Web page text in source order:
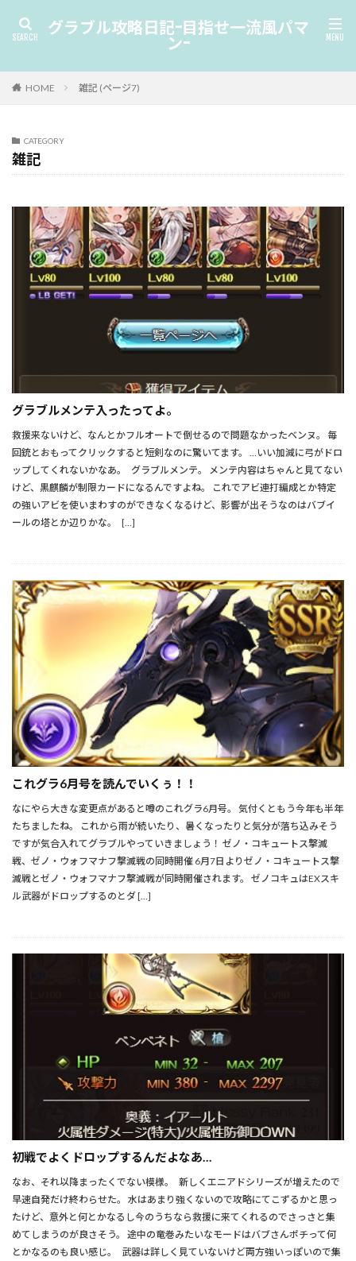
グラブル攻略日記-目指せ一流風パマ
ン-
HOME 雑記 (ページ7)
CATEGORY
雑記
グラブルメンテ入ったってよ。
救援来ないけど、なんとかフルオートで倒せるので問題なかったベンヌ。 毎
回銃とおもってクリックすると短剣なのに驚いてます。 …いい加減に弓がドロ
ップしてくれないかなあ。 グラブルメンテ。 メンテ内容はちゃんと見てない
けど、黒麒麟が制限カードになるんですよね。 これでアビ連打編成とか特定
の強いアビを使いまわすのができなくなるけど、影響が出そうなのはバブイ
ールの塔とか辺りかな。 […]
これグラ6月号を読んでいくぅ！！
なにやら大きな変更点があると噂のこれグラ6月号。 気付くともう今年も半年
たちましたね。 これから雨が続いたり、暑くなったりと気分が落ち込みそう
ですが気合入れてグラブルやっていきましょう！ ゼノ・コキュートス撃滅
戦、ゼノ・ウォフマナフ撃滅戦の同時開催 6月7日よりゼノ・コキュートス撃
滅戦とゼノ・ウォフマナフ撃滅戦が同時開催されます。 ゼノコキュはEXスキ
ル武器がドロップするのとダ […]
初戦でよくドロップするんだよなあ…
なお、それ以降まったくでない模様。 新しくエニアドシリーズが増えたので
早速自発だけ終わらせた。 水はあまり強くないので攻略にてこずるかと思っ
たけど、意外と何とかなるし今のうちなら救援に来てくれるのでさっさと集
めてしまうのが良さそう。 途中の竜巻みたいなモードはバブさんポチって何
とかなるのも良い感じ。 武器は詳しく見ていないけど両方強いっぽいので集